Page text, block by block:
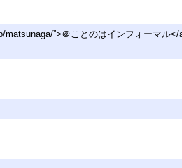
”>＠ことのはインフォーマル